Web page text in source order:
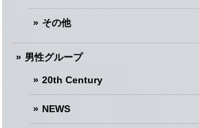
その他
男性グループ
20th Century
NEWS